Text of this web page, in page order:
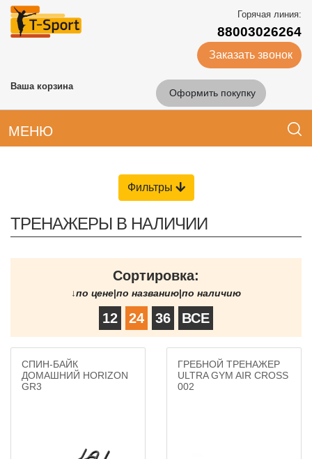
Горячая линия:
88003026264
Заказать звонок
Ваша корзина
Оформить покупку
МЕНЮ
Фильтры
ТРЕНАЖЕРЫ В НАЛИЧИИ
Сортировка:
↓по цене|по названию|по наличию
12 24 36 ВСЕ
СПИН-БАЙК
ДОМАШНИЙ HORIZON
GR3
ГРЕБНОЙ ТРЕНАЖЕР
ULTRA GYM AIR CROSS
002